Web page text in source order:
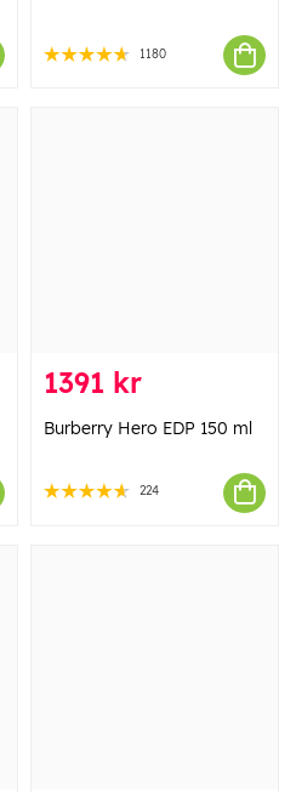
1180
1391 kr
Burberry Hero EDP 150 ml
224